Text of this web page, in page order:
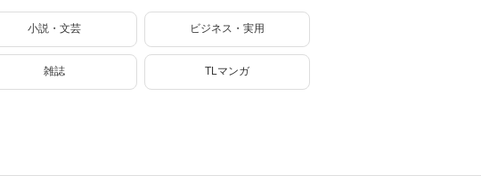
小説・文芸 ビジネス・実用
雑誌 TLマンガ